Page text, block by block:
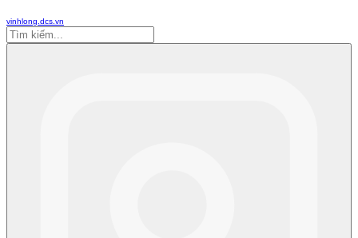
vinhlong.dcs.vn